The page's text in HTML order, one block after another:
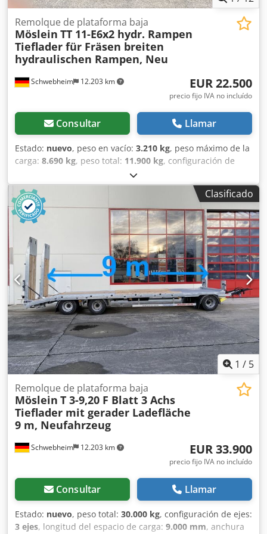
soporte para cinta fresadora 600 €, -- Salvo errores
tipográficos, omisiones y modificaciones, fotos de muestra
--, Más datos en: !, More Details: ! Crodoztd Txjpfx Ahlef
Schwebheim 12.203 km
Remolque de plataforma baja
Möslein TT 11-E6x2 hydr. Rampen
Tieflader für Fräsen breiten
hydraulischen Rampen, Neu
EUR 22.500
precio fijo IVA no incluído
Consultar Llamar
Estado: nuevo, peso en vacío: 3.210 kg, peso máximo de la
carga: 8.690 kg, peso total: 11.900 kg, configuración de
, longitud del espacio de carga:
anchura del espacio de carga:2.000 mm, amortiguación:
otro, tamaño del neumático: , color:otro,
tipo de engranaje:otro, tamaño del neumático delantero:
235 / 75 R 17,5
, tamaño del neumático trasero: 235 / 75 R
17,5, cabina del conductor:otro, clase de emisión:
ninguno, combustible: biodiésel, Equipamiento:ABS,
freno de aire comprimido, Altura de carga cargada: 590
mm, suelo de plancha estriada de acero con refuerzo de
vía, 2 rampas (2.600 mm de largo x 900 mm de ancho), 10
anillas de amarre (2 t) en el bastidor exterior, 8 cajas de
amarre (5 t) en las esquinas, cabrestante de soporte para
caja de cambios con modo de carga y modo rápido,
delantero, 2 soportes abatibles, traseros, chasis y
superestructura galvanizados en caliente, recargo por
soporte para cinta fresadora 600 €, también disponible
con rampas mecánicas en stock!, -- errores de impresión,
modificaciones y errores reservados, fotos modelo --, Más
datos en: !, Más información: ! Codeztd T Espfx Ahlorf
Clasificado
1 / 5
Schwebheim 12.203 km
Remolque de plataforma baja
Möslein T 3-9,20 F Blatt 3 Achs
Tieflader mit gerader Ladefläche
9 m, Neufahrzeug
EUR 33.900
precio fijo IVA no incluído
Consultar Llamar
Estado: nuevo, peso total: 30.000 kg, configuración de ejes:
3 ejes, longitud del espacio de carga: 9.000 mm, anchura